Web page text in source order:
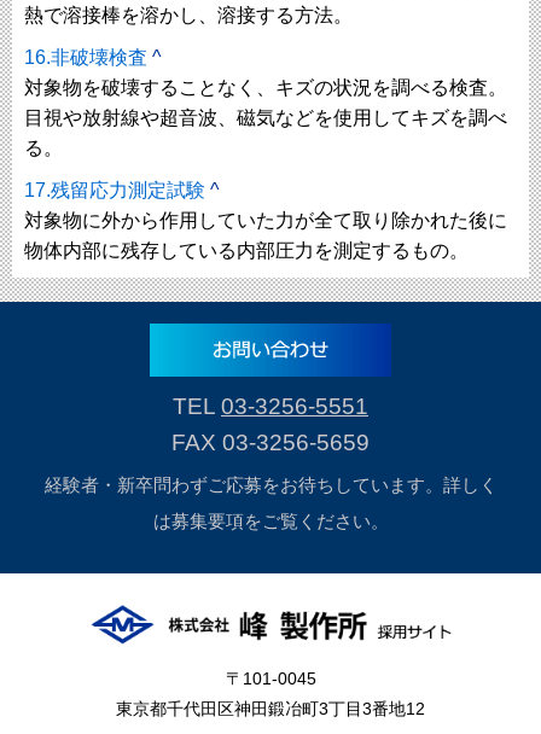
熱で溶接棒を溶かし、溶接する方法。
16.非破壊検査 ^
対象物を破壊することなく、キズの状況を調べる検査。
目視や放射線や超音波、磁気などを使用してキズを調べ
る。
17.残留応力測定試験 ^
対象物に外から作用していた力が全て取り除かれた後に
物体内部に残存している内部圧力を測定するもの。
TEL 03-3256-5551
FAX 03-3256-5659
経験者・新卒問わずご応募をお待ちしています。詳しく
は募集要項をご覧ください。
〒101-0045
東京都千代田区神田鍛冶町3丁目3番地12